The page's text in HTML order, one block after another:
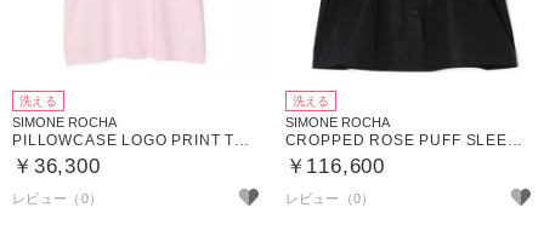
洗える
SIMONE ROCHA
PILLOWCASE LOGO PRINT T－SHIRT
￥36,300
洗える
SIMONE ROCHA
CROPPED ROSE PUFF SLEEVE SHIRT
￥116,600